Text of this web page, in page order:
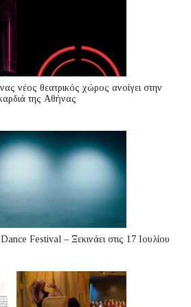
νέος θεατρικός χώρος ανοίγει στην
της Αθήνας
Festival – Ξεκινάει στις 17 Ιουλίου